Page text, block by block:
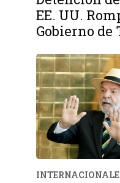
EE. UU.
Gobierno de